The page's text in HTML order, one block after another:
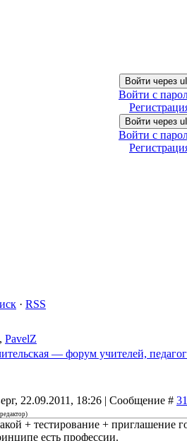
Войти через
Войти с
Войти через
Войти с
· RSS
, PavelZ
— форум учителей,
22.09.2011, 18:26 | Сообщение # 31
)
+ тестирование + приглашение
есть профессии.